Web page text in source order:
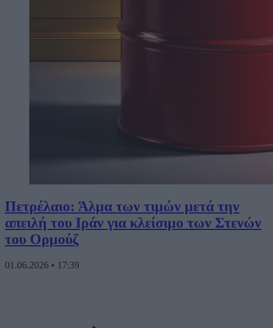
Πετρέλαιο: Άλμα των τιμών μετά την
απειλή του Ιράν για κλείσιμο των Στενών
του Ορμούζ
01.06.2026 • 17:39